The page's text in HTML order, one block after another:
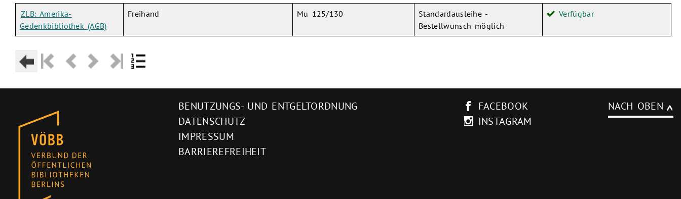
ZLB: Amerika-
Gedenkbibliothek (AGB)
Freihand Mu 125/130
Standardausleihe -
Bestellwunsch möglich
Verfügbar
BENUTZUNGS- UND ENTGELTORDNUNG
DATENSCHUTZ
IMPRESSUM
BARRIEREFREIHEIT
FACEBOOK
INSTAGRAM
NACH OBEN